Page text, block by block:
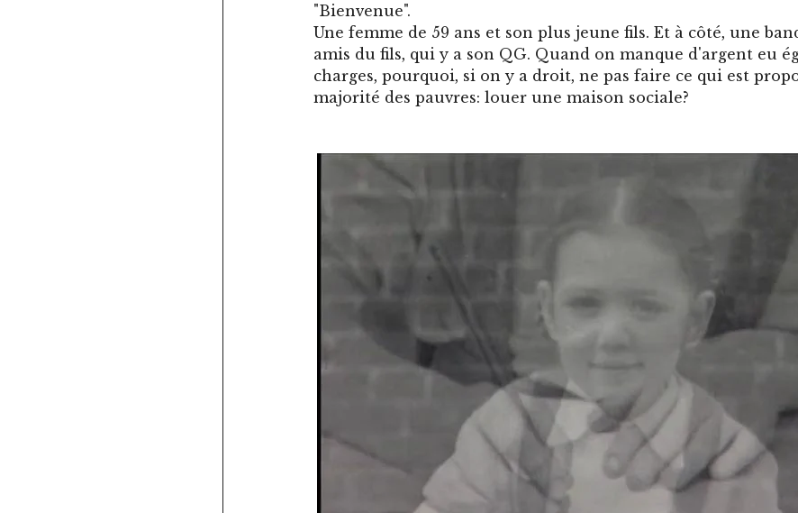
"Bienvenue".
Une femme de 59 ans et son plus jeune fils. Et à côté, une
amis du fils, qui y a son QG. Quand on manque d'argent eu
charges, pourquoi, si on y a droit, ne pas faire ce qui est
majorité des pauvres: louer une maison sociale?